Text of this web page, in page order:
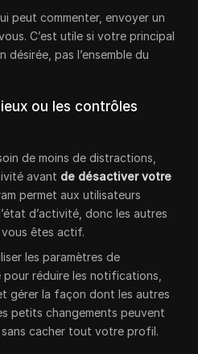
peut commenter, envoyer un
C’est utile si votre principal
désirée, pas l’ensemble du
ou les contrôles
de moins de distractions,
avant de désactiver votre
permet aux utilisateurs
d’activité, donc les autres
êtes actif.
les paramètres de
réduire les notifications,
gérer la façon dont les autres
petits changements peuvent
sans cacher tout votre profil.